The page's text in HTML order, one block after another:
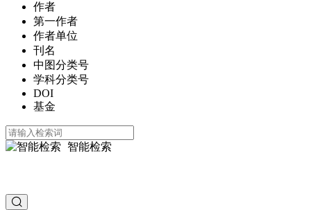
作者
第一作者
作者单位
刊名
中图分类号
学科分类号
DOI
基金
智能检索